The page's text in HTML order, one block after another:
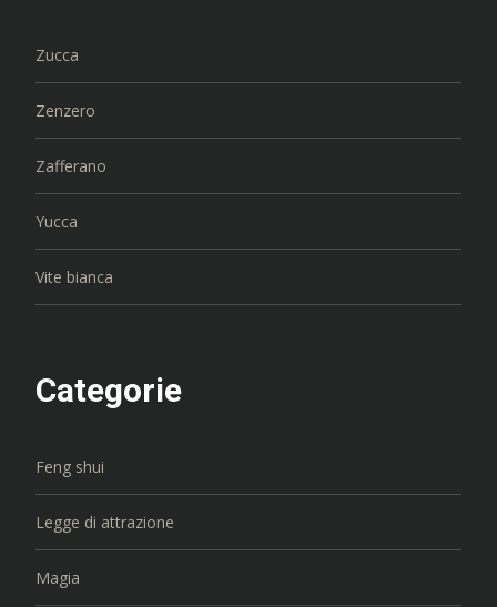
Zucca
Zenzero
Zafferano
Yucca
Vite bianca
Categorie
Feng shui
Legge di attrazione
Magia